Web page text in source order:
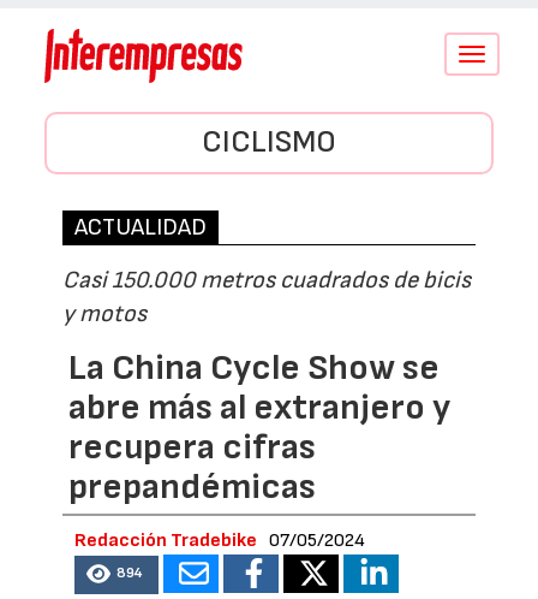
Conmutar
CICLISMO
ACTUALIDAD
Casi 150.000 metros cuadrados de bicis
y motos
La China Cycle Show se
abre más al extranjero y
recupera cifras
prepandémicas
Redacción Tradebike 07/05/2024
894